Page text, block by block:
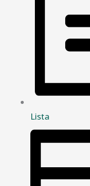
Lista